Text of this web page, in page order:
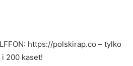
https://polskirap.co – tylko
200 kaset!